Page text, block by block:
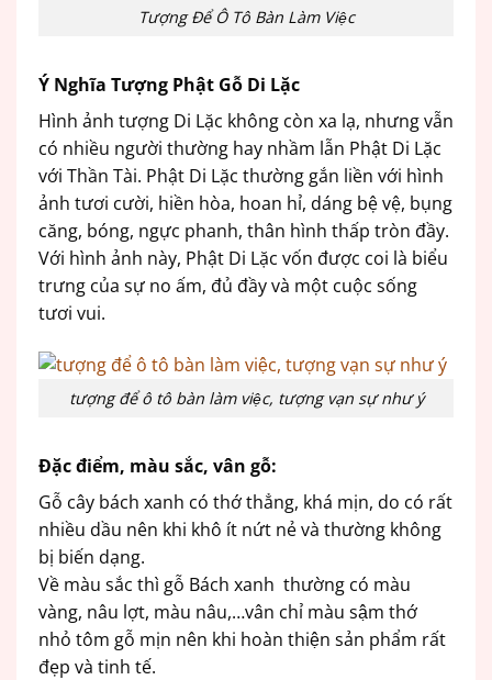
Tượng Để Ô Tô Bàn Làm Việc
Ý Nghĩa Tượng Phật Gỗ Di Lặc
Hình ảnh tượng Di Lặc không còn xa lạ, nhưng vẫn
có nhiều người thường hay nhầm lẫn Phật Di Lặc
với Thần Tài. Phật Di Lặc thường gắn liền với hình
ảnh tươi cười, hiền hòa, hoan hỉ, dáng bệ vệ, bụng
căng, bóng, ngực phanh, thân hình thấp tròn đầy.
Với hình ảnh này, Phật Di Lặc vốn được coi là biểu
trưng của sự no ấm, đủ đầy và một cuộc sống
tươi vui.
tượng để ô tô bàn làm việc, tượng vạn sự như ý
Đặc điểm, màu sắc, vân gỗ:
Gỗ cây bách xanh có thớ thẳng, khá mịn, do có rất
nhiều dầu nên khi khô ít nứt nẻ và thường không
bị biến dạng.
Về màu sắc thì gỗ Bách xanh thường có màu
vàng, nâu lợt, màu nâu,…vân chỉ màu sậm thớ
nhỏ tôm gỗ mịn nên khi hoàn thiện sản phẩm rất
đẹp và tinh tế.